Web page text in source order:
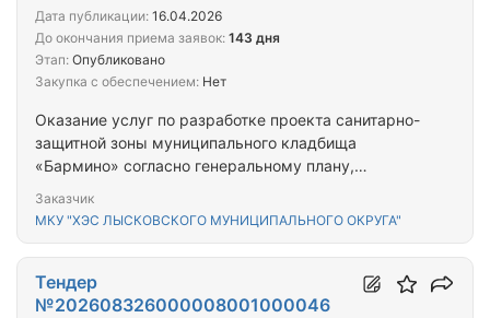
Оказание услуг по разработке проекта санитарно-
защитной зоны муниципального кладбища
«Бармино» согласно генеральному плану,
эпидемиологических заключений и внесению
ЕГРН
Заказчик
МКУ "ХЭС ЛЫСКОВСКОГО МУНИЦИПАЛЬНОГО ОКРУГА"
Дата публикации: 16.04.2026
До окончания приема заявок: 143 дня
Этап: Опубликовано
Закупка с обеспечением: Нет
Тендер
№202608326000008001000046